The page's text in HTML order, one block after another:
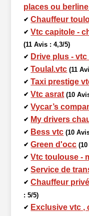
places ou
✔ Chauffeur
✔ Vtc capitole -
(11 Avis : 4,3/5)
✔ Drive plus -
✔ Toulal.vtc (11
✔ Taxi prestige
✔ Vtc asrat (10
✔ Vycar’s
✔ My drivers
✔ Bess vtc (10
✔ Green d'occ
✔ Vtc toulouse -
✔ Service de
✔ Chauffeur
: 5/5)
✔ Exclusive vtc ,